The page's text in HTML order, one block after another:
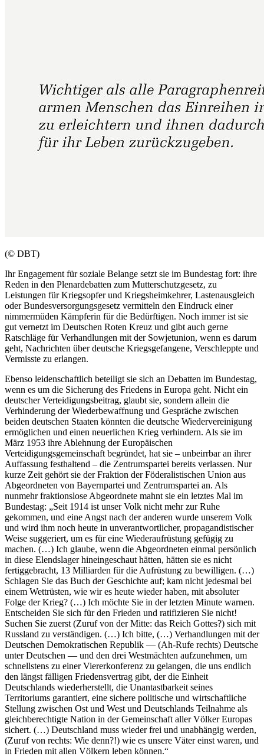
(© DBT)
IhrEngagement für soziale Belange setzt sie im Bundestag fort: ihre
Reden in den Plenardebatten zum Mutterschutzgesetz, zu
Leistungen für Kriegsopfer und Kriegsheimkehrer, Lastenausgleich
oder Bundesversorgungsgesetz vermitteln den Eindruck einer
nimmermüden Kämpferin für die Bedürftigen. Noch immer ist sie
gut vernetzt im Deutschen Roten Kreuz und gibt auch gerne
Ratschläge für Verhandlungen mit der Sowjetunion, wenn es darum
geht, Nachrichten über deutsche Kriegsgefangene, Verschleppte und
Vermisste zu erlangen.
Ebenso leidenschaftlich beteiligt sie sich an Debatten im Bundestag,
wenn es um die Sicherung des Friedens in Europa geht. Nicht ein
deutscher Verteidigungsbeitrag, glaubt sie, sondern allein die
Verhinderung der Wiederbewaffnung und Gespräche zwischen
beiden deutschen Staaten könnten die deutsche Wiedervereinigung
ermöglichen und einen neuerlichen Krieg verhindern. Als sie im
März 1953 ihre Ablehnung der Europäischen
Verteidigungsgemeinschaft begründet, hat sie – unbeirrbar an ihrer
Auffassung festhaltend – die Zentrumspartei bereits verlassen. Nur
kurze Zeit gehört sie der Fraktion der Föderalistischen Union aus
Abgeordneten von Bayernpartei und Zentrumspartei an. Als
nunmehr fraktionslose Abgeordnete mahnt sie ein letztes Mal im
Bundestag: „Seit 1914 ist unser Volk nicht mehr zur Ruhe
gekommen, und eine Angst nach der anderen wurde unserem Volk
und wird ihm noch heute in unverantwortlicher, propagandistischer
Weise suggeriert, um es für eine Wiederaufrüstung gefügig zu
machen. (…) Ich glaube, wenn die Abgeordneten einmal persönlich
in diese Elendslager hineingeschaut hätten, hätten sie es nicht
fertiggebracht, 13 Milliarden für die Aufrüstung zu bewilligen. (…)
Schlagen Sie das Buch der Geschichte auf; kam nicht jedesmal bei
einem Wettrüsten, wie wir es heute wieder haben, mit absoluter
Folge der Krieg? (…) Ich möchte Sie in der letzten Minute warnen.
Entscheiden Sie sich für den Frieden und ratifizieren Sie nicht!
Suchen Sie zuerst (Zuruf von der Mitte: das Reich Gottes?) sich mit
Russland zu verständigen. (…) Ich bitte, (…) Verhandlungen mit der
Deutschen Demokratischen Republik — (Ah-Rufe rechts) Deutsche
unter Deutschen — und den drei Westmächten aufzunehmen, um
schnellstens zu einer Viererkonferenz zu gelangen, die uns endlich
den längst fälligen Friedensvertrag gibt, der die Einheit
Deutschlands wiederherstellt, die Unantastbarkeit seines
Territoriums garantiert, eine sichere politische und wirtschaftliche
Stellung zwischen Ost und West und Deutschlands Teilnahme als
gleichberechtigte Nation in der Gemeinschaft aller Völker Europas
sichert. (…) Deutschland muss wieder frei und unabhängig werden,
(Zuruf von rechts: Wie denn?!) wie es unsere Väter einst waren, und
in Frieden mit allen Völkern leben können.“